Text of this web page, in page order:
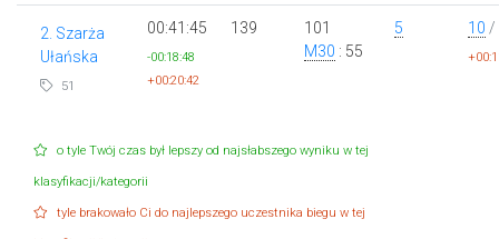
2. Szarża
Ułańska
51
00:41:45
-00:18:48
+00:20:42
139
101
M30 : 55
5 10 /
o tyle Twój czas był lepszy od najsłabszego wyniku w tej
klasyfikacji/kategorii
tyle brakowało Ci do najlepszego uczestnika biegu w tej